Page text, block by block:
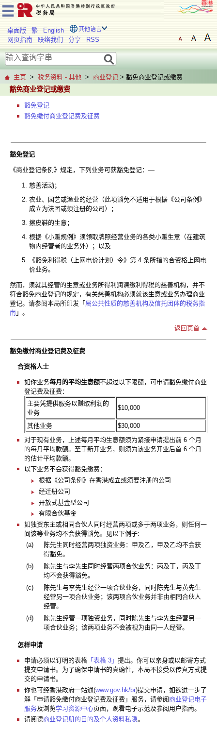
桌面版 繁 English 其他语言
网页指南 联络我们 分享 RSS
主页 > 税务资料 - 其他 > 商业登记 > 豁免商业登记或缴费
豁免商业登记或缴费
豁免登记
豁免缴付商业登记费及征费
豁免登记
《商业登记条例》规定，下列业务可获豁免登记：—
慈善活动；
农业、园艺或渔业的经营（此项豁免不适用于根据《公司条例》
成立为法团或须注册的公司）；
擦皮鞋的生意；
根据《小贩规例》须领取牌照经营业务的各类小贩生意（在建筑
物内经营者的业务外）；以及
《豁免利得税（上网电价计划）令》第 4 条所指的合资格上网电
价业务。
然而，须就其经营的生意或业务所得利润课缴利得税的慈善机构，并不
符合豁免商业登记的规定，有关慈善机构必须就该生意或业务办理商业
登记。请参阅本局所印发「 属公共性质的慈善机构及信托团体的税务指
南 」。
返回页首
豁免缴付商业登记费及征费
合资格人士
如你业务每月的平均生意额不超过以下限额，可申请豁免缴付商业
登记费及征费：
主要凭提供服务以赚取利润的
业务
$10,000
其他业务
$30,000
对于现有业务，上述每月平均生意额须为紧接申请提出前 6 个月
的每月平均款额。至于新开业务，则须为该业务开业后首 6 个月
的估计平均款额。
以下业务不会获得豁免缴费：
根据《公司条例》在香港成立或须要注册的公司
经迁册公司
开放式基金型公司
有限合伙基金
如独资东主或相同合伙人同时经营两项或多于两项业务，则任何一
间该等业务均不会获得豁免。见以下例子:
(a)
陈先生同时经营两项独资业务：甲及乙，甲及乙均不会获
得豁免。
(b)
陈先生与李先生同时经营两项合伙业务：丙及丁，丙及丁
均不会获得豁免。
(c)
陈先生与李先生经营一项合伙业务，同时陈先生与黄先生
经营另一项合伙业务；该两项合伙业务并非由相同合伙人
经营。
(d)
陈先生经营一项独资业务，同时陈先生与李先生经营另一
项合伙业务；该两项业务不会被视为由同一人经营。
怎样申请
申请必须以订明的表格 「表格 3」 提出。你可以亲身或以邮寄方式
提交申请书。为了确保申请书的真确性，本局不接受以传真方式提
交的申请书。
你也可经香港政府一站通(www.gov.hk/br)提交申请，如欲进一步了
解「申请豁免缴付商业登记费及征费」服务，请参阅商业登记电子
服务及浏览学习资源中心页面，观看电子示范及参阅用户指南。
请阅读商业登记册的目的及个人资料私隐。